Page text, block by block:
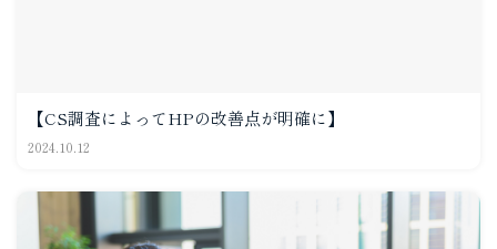
【CS調査によってHPの改善点が明確に】
2024.10.12